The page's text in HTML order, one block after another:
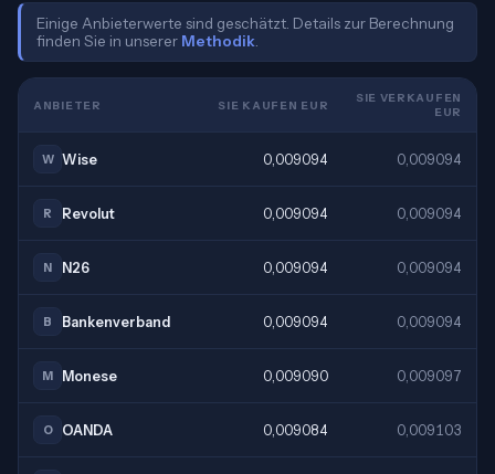
Einige Anbieterwerte sind geschätzt. Details zur Berechnung
finden Sie in unserer Methodik
ANBIETER SIE KAUFEN EUR
SIE VERKAUFEN
EUR
W Wise 0,009094 0,009094
R Revolut 0,009094 0,009094
N N26 0,009094 0,009094
B Bankenverband 0,009094 0,009094
M Monese 0,009090 0,009097
O OANDA 0,009084 0,009103